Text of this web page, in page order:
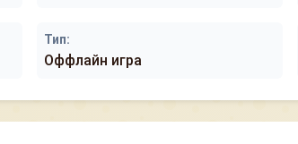
Тип:
Оффлайн игра